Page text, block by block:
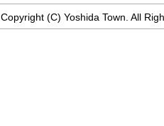
Copyright (C) Yoshida Town. All